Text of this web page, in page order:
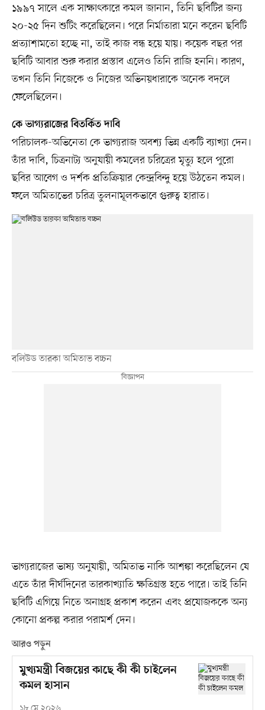
১৯৯৭ সালে এক সাক্ষাৎকারে কমল জানান, তিনি ছবিটির জন্য
২০-২৫ দিন শুটিং করেছিলেন। পরে নির্মাতারা মনে করেন ছবিটি
প্রত্যাশামতো হচ্ছে না, তাই কাজ বন্ধ হয়ে যায়। কয়েক বছর পর
ছবিটি আবার শুরু করার প্রস্তাব এলেও তিনি রাজি হননি। কারণ,
তখন তিনি নিজেকে ও নিজের অভিনয়ধারাকে অনেক বদলে
ফেলেছিলেন।
কে ভাগ্যরাজের বিতর্কিত দাবি
পরিচালক-অভিনেতা কে ভাগ্যরাজ অবশ্য ভিন্ন একটি ব্যাখ্যা দেন।
তাঁর দাবি, চিত্রনাট্য অনুযায়ী কমলের চরিত্রের মৃত্যু হলে পুরো
ছবির আবেগ ও দর্শক প্রতিক্রিয়ার কেন্দ্রবিন্দু হয়ে উঠতেন কমল।
ফলে অমিতাভের চরিত্র তুলনামূলকভাবে গুরুত্ব হারাত।
বলিউড তারকা অমিতাভ বচ্চন
ভাগ্যরাজের ভাষ্য অনুযায়ী, অমিতাভ নাকি আশঙ্কা করেছিলেন যে
এতে তাঁর দীর্ঘদিনের তারকাখ্যাতি ক্ষতিগ্রস্ত হতে পারে। তাই তিনি
ছবিটি এগিয়ে নিতে অনাগ্রহ প্রকাশ করেন এবং প্রযোজককে অন্য
কোনো প্রকল্প করার পরামর্শ দেন।
আরও পড়ুন
মুখ্যমন্ত্রী বিজয়ের কাছে কী কী চাইলেন
কমল হাসান